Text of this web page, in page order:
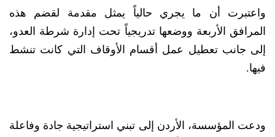
واعتبرت أن ما يجري حالياً يمثل مقدمة لقضم هذه
المرافق الأربعة ووضعها تدريجياً تحت إدارة شرطة العدو،
إلى جانب تعطيل عمل أقسام الأوقاف التي كانت تنشط
فيها.
ودعت المؤسسة، الأردن إلى تبني استراتيجية جادة وفاعلة